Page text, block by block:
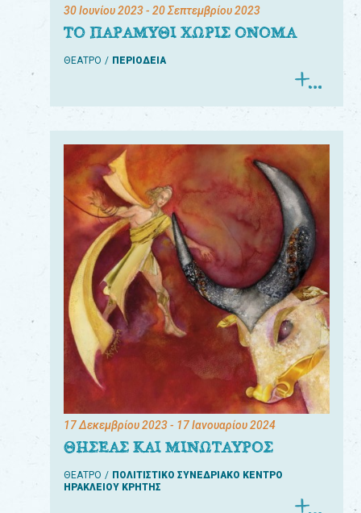
30 Ιουνίου 2023- 20 Σεπτεμβρίου 2023
ΤΟ ΠΑΡΑΜΥΘΙ ΧΩΡΙΣ ΟΝΟΜΑ
ΘΕΑΤΡΟ ΠΕΡΙΟΔΕΙΑ
17 Δεκεμβρίου 2023- 17 Ιανουαρίου 2024
ΘΗΣΕΑΣ ΚΑΙ ΜΙΝΩΤΑΥΡΟΣ
ΘΕΑΤΡΟ
ΠΟΛΙΤΙΣΤΙΚΟ ΣΥΝΕΔΡΙΑΚΟ ΚΕΝΤΡΟ
ΗΡΑΚΛΕΙΟΥ ΚΡΗΤΗΣ